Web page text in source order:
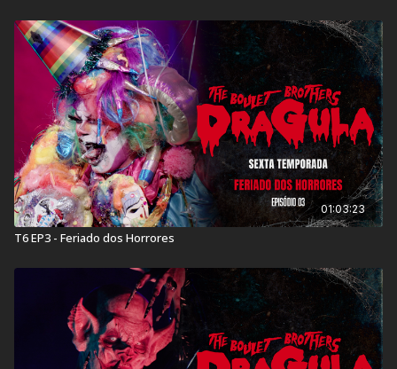
01:03:23
T6 EP3 - Feriado dos Horrores